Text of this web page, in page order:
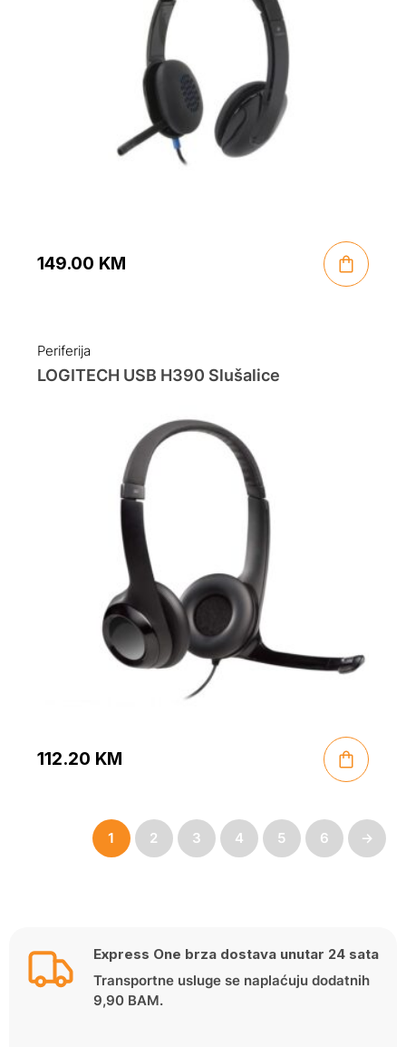
149.00 KM
Periferija
LOGITECH USB H390 Slušalice
112.20 KM
1 2 3 4 5 6 →
Express One brza dostava unutar 24 sata
Transportne usluge se naplaćuju dodatnih
9,90 BAM.